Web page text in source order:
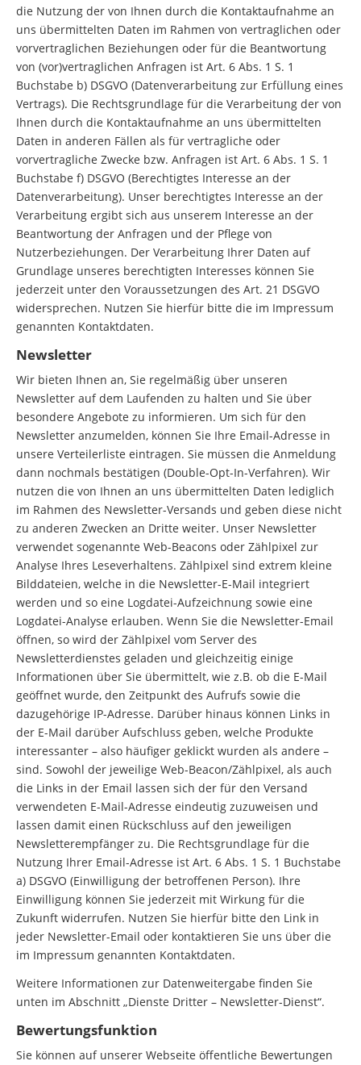
die Nutzung der von Ihnen durch die Kontaktaufnahme an
uns übermittelten Daten im Rahmen von vertraglichen oder
vorvertraglichen Beziehungen oder für die Beantwortung
von (vor)vertraglichen Anfragen ist Art. 6 Abs. 1 S. 1
Buchstabe b) DSGVO (Datenverarbeitung zur Erfüllung eines
Vertrags). Die Rechtsgrundlage für die Verarbeitung der von
Ihnen durch die Kontaktaufnahme an uns übermittelten
Daten in anderen Fällen als für vertragliche oder
vorvertragliche Zwecke bzw. Anfragen ist Art. 6 Abs. 1 S. 1
Buchstabe f) DSGVO (Berechtigtes Interesse an der
Datenverarbeitung). Unser berechtigtes Interesse an der
Verarbeitung ergibt sich aus unserem Interesse an der
Beantwortung der Anfragen und der Pflege von
Nutzerbeziehungen. Der Verarbeitung Ihrer Daten auf
Grundlage unseres berechtigten Interesses können Sie
jederzeit unter den Voraussetzungen des Art. 21 DSGVO
widersprechen. Nutzen Sie hierfür bitte die im Impressum
genannten Kontaktdaten.
Newsletter
Wir bieten Ihnen an, Sie regelmäßig über unseren
Newsletter auf dem Laufenden zu halten und Sie über
besondere Angebote zu informieren. Um sich für den
Newsletter anzumelden, können Sie Ihre Email-Adresse in
unsere Verteilerliste eintragen. Sie müssen die Anmeldung
dann nochmals bestätigen (Double-Opt-In-Verfahren). Wir
nutzen die von Ihnen an uns übermittelten Daten lediglich
im Rahmen des Newsletter-Versands und geben diese nicht
zu anderen Zwecken an Dritte weiter. Unser Newsletter
verwendet sogenannte Web-Beacons oder Zählpixel zur
Analyse Ihres Leseverhaltens. Zählpixel sind extrem kleine
Bilddateien, welche in die Newsletter-E-Mail integriert
werden und so eine Logdatei-Aufzeichnung sowie eine
Logdatei-Analyse erlauben. Wenn Sie die Newsletter-Email
öffnen, so wird der Zählpixel vom Server des
Newsletterdienstes geladen und gleichzeitig einige
Informationen über Sie übermittelt, wie z.B. ob die E-Mail
geöffnet wurde, den Zeitpunkt des Aufrufs sowie die
dazugehörige IP-Adresse. Darüber hinaus können Links in
der E-Mail darüber Aufschluss geben, welche Produkte
interessanter – also häufiger geklickt wurden als andere –
sind. Sowohl der jeweilige Web-Beacon/Zählpixel, als auch
die Links in der Email lassen sich der für den Versand
verwendeten E-Mail-Adresse eindeutig zuzuweisen und
lassen damit einen Rückschluss auf den jeweiligen
Newsletterempfänger zu. Die Rechtsgrundlage für die
Nutzung Ihrer Email-Adresse ist Art. 6 Abs. 1 S. 1 Buchstabe
a) DSGVO (Einwilligung der betroffenen Person). Ihre
Einwilligung können Sie jederzeit mit Wirkung für die
Zukunft widerrufen. Nutzen Sie hierfür bitte den Link in
jeder Newsletter-Email oder kontaktieren Sie uns über die
im Impressum genannten Kontaktdaten.
Weitere Informationen zur Datenweitergabe finden Sie
unten im Abschnitt „Dienste Dritter – Newsletter-Dienst“.
Bewertungsfunktion
Sie können auf unserer Webseite öffentliche Bewertungen